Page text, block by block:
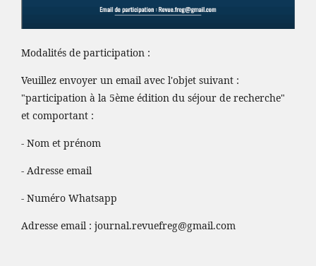
Modalités de participation :
Veuillez envoyer un email avec l'objet suivant :
"participation à la 5ème édition du séjour de recherche"
et comportant :
- Nom et prénom
- Adresse email
- Numéro Whatsapp
Adresse email : journal.revuefreg@gmail.com